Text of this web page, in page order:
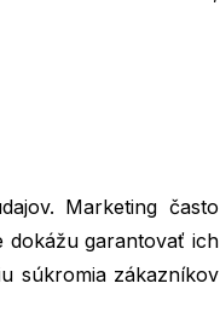
Marketing často
dokážu garantovať ich
súkromia zákazníkov